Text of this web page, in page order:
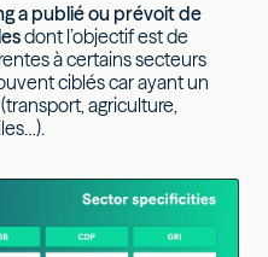
a publié ou prévoit de
dont l’objectif est de
à certains secteurs
ciblés car ayant un
agriculture,